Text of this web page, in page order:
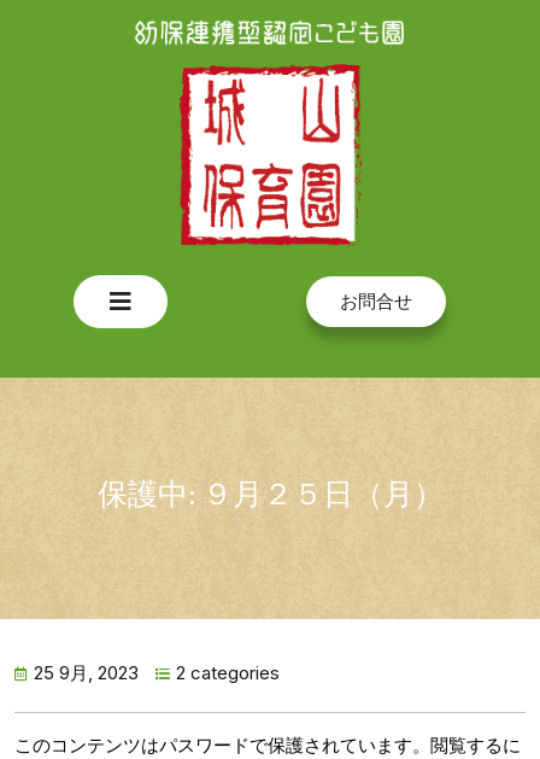
Open
お問合せ
保護中: ９月２５日（月）
25 9月, 2023 2 categories
このコンテンツはパスワードで保護されています。閲覧するに